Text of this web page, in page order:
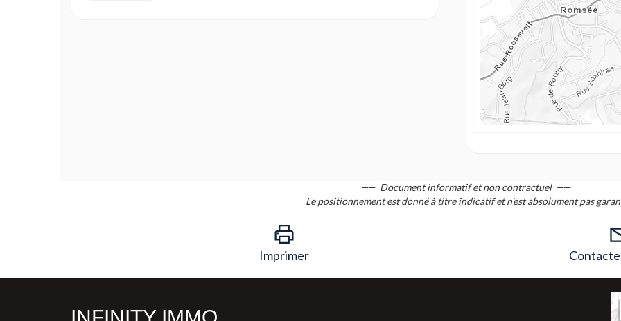
Document informatif et non contractuel
Le positionnement est donné à titre indicatif et n'est absolument pas
Imprimer